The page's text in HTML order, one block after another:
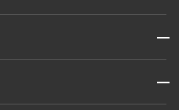
開閉
開閉